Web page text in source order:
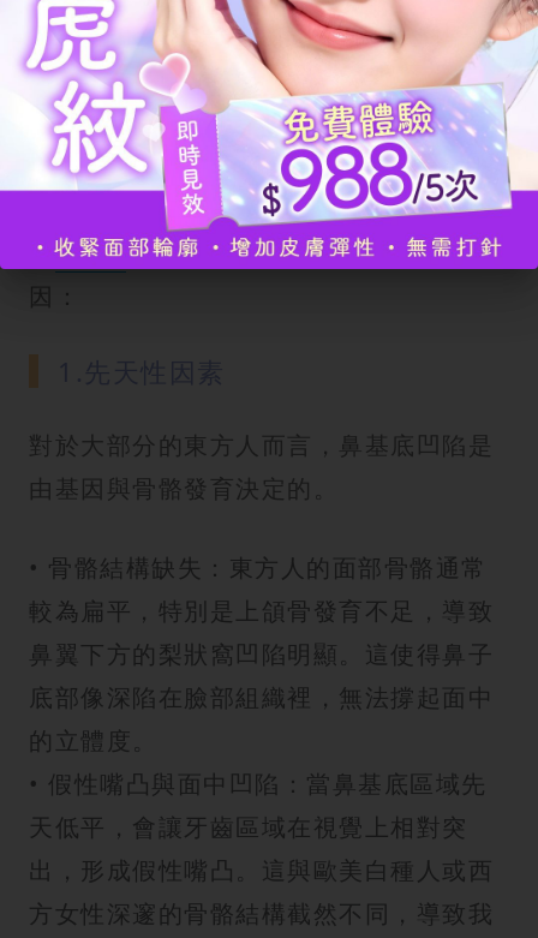
鼻基底凹陷並非偶然發生，它是由於骨骼
支撐不足與軟組織流失共同導致的結果。
了解鼻基底凹陷的成因，能幫助我們判斷
該選擇長期性的貴族手術，還是非侵入式
的 醫美 療程。以下詳細分析2大核心原
因：
對於大部分的東方人而言，鼻基底凹陷是
由基因與骨骼發育決定的。
• 骨骼結構缺失：東方人的面部骨骼通常
較為扁平，特別是上頜骨發育不足，導致
鼻翼下方的梨狀窩凹陷明顯。這使得鼻子
底部像深陷在臉部組織裡，無法撐起面中
的立體度。
• 假性嘴凸與面中凹陷：當鼻基底區域先
天低平，會讓牙齒區域在視覺上相對突
出，形成假性嘴凸。這與歐美白種人或西
方女性深邃的骨骼結構截然不同，導致我